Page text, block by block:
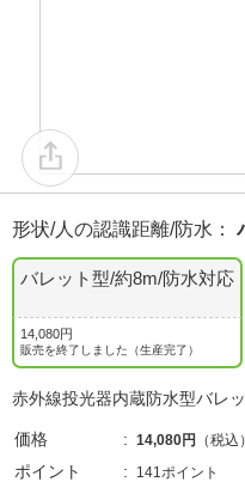
形状/人の認識距離/防水 ：
バレット型/約8m/防水対応
14,080円
販売を終了しました（生産完了）
赤外線投光器内蔵防水型バ
価格 14,080円 （税込）
ポイント
141ポイント